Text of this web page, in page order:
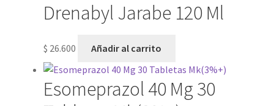
Drenabyl Jarabe 120 Ml
$ 26.600 Añadir al carrito
Esomeprazol 40 Mg 30